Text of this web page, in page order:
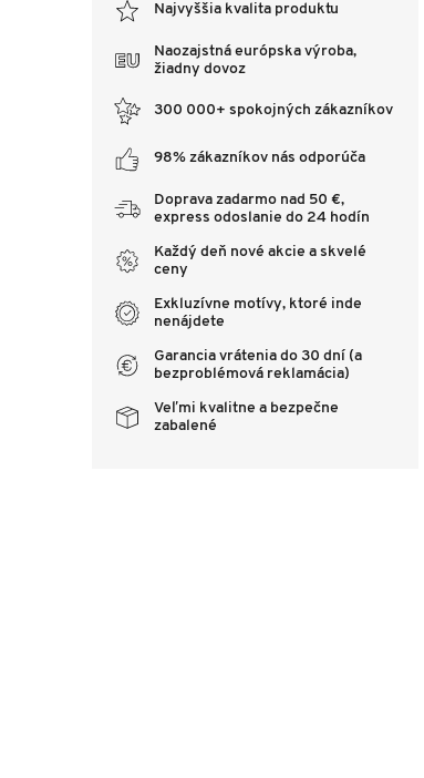
Najvyššia kvalita produktu
Naozajstná európska výroba,
žiadny dovoz
300 000+ spokojných zákazníkov
98% zákazníkov nás odporúča
Doprava zadarmo nad 50 €,
express odoslanie do 24 hodín
Každý deň nové akcie a skvelé
ceny
Exkluzívne motívy, ktoré inde
nenájdete
Garancia vrátenia do 30 dní (a
bezproblémová reklamácia)
Veľmi kvalitne a bezpečne
zabalené